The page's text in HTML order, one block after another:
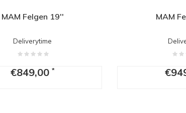
MAM Felgen 19''
Deliverytime
€849,00 *
MAM